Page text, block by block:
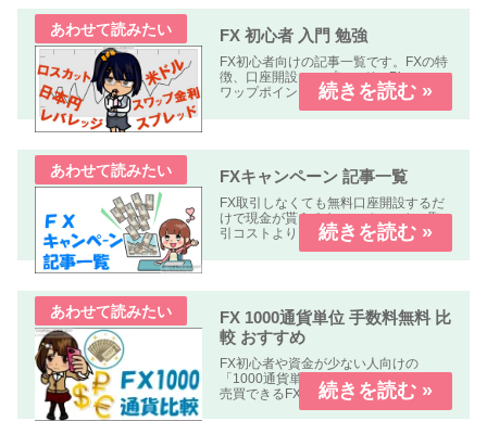
FX 初心者 入門 勉強
FX初心者向けの記事一覧です。FXの特
徴、口座開設、スプレッド、Pips、ス
ワップポイント、レバレッジ、ロン
グ、ショート、ロット、ロスカットな
どについて解説します、
FXキャンペーン 記事一覧
FX取引しなくても無料口座開設するだ
けで現金が貰えるキャンペーンや、取
引コストよりも貰える金額の方が多い
オトクなキャンペーン中心に掲載して
います。
FX 1000通貨単位 手数料無料 比
較 おすすめ
FX初心者や資金が少ない人向けの
「1000通貨単位以下、手数料無料」で
売買できるFX業者の比較記事です。